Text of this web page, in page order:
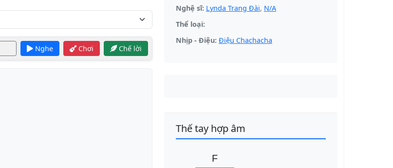
Nghe Chơi Chế lời
Nghệ sĩ: Lynda Trang Đài, N/A
Thể loại:
Nhịp - Điệu: Điệu Chachacha
Thế tay hợp âm
F